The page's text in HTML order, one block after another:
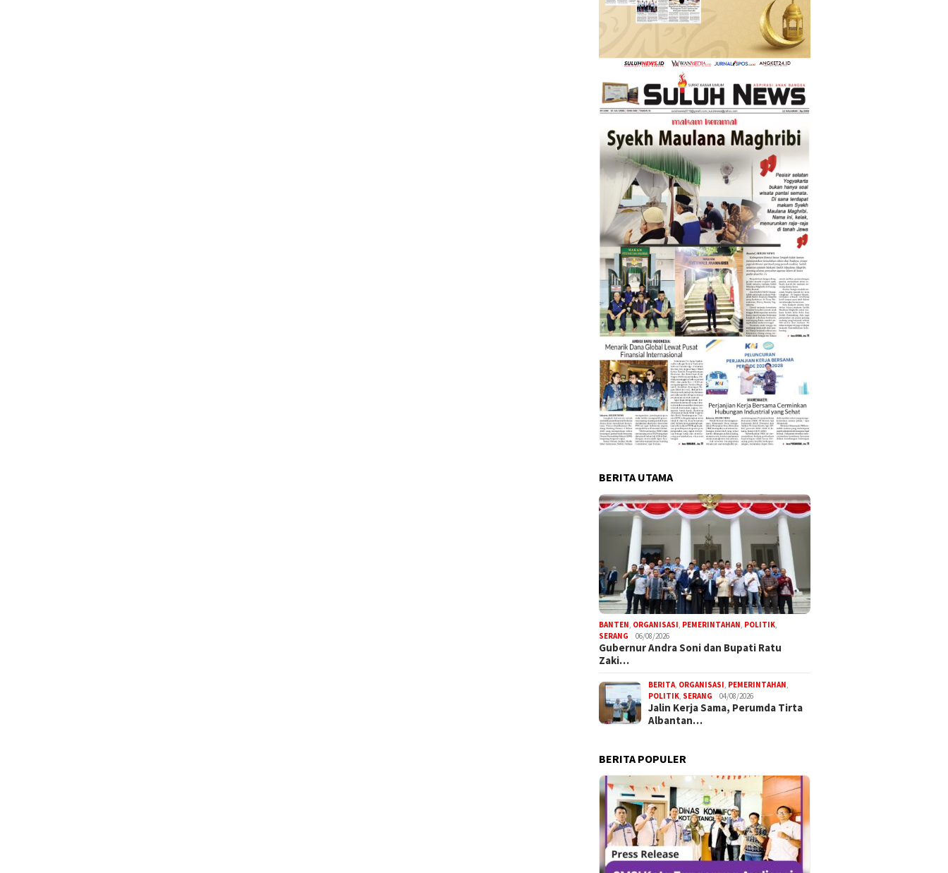
BERITA UTAMA
BANTEN, ORGANISASI, PEMERINTAHAN, POLITIK,
SERANG
06/08/2026
Gubernur Andra Soni dan Bupati Ratu
Zaki…
BERITA, ORGANISASI, PEMERINTAHAN,
POLITIK, SERANG 04/08/2026
Jalin Kerja Sama, Perumda Tirta
Albantan…
BERITA POPULER